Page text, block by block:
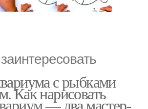
с рыбками
Как нарисовать
— два мастер-